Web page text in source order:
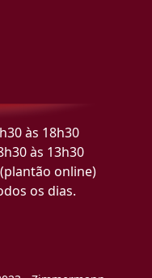
às 18h30
às 13h30
online)
os dias.